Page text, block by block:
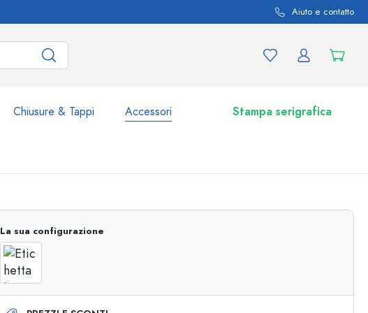
Aiuto e contatto
Chiusure & Tappi Accessori Stampa serigrafica
Vasetti e Barattoli
La sua configurazione